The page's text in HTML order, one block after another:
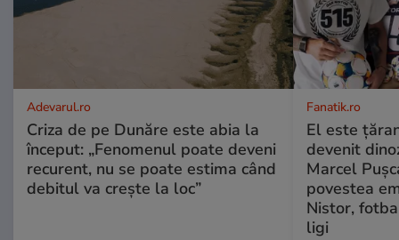
Adevarul.ro
Criza de pe Dunăre este abia la
început: „Fenomenul poate deveni
recurent, nu se poate estima când
debitul va crește la loc”
Fanatik.ro
El este
devenit
Marcel
povestea
Nistor,
ligi